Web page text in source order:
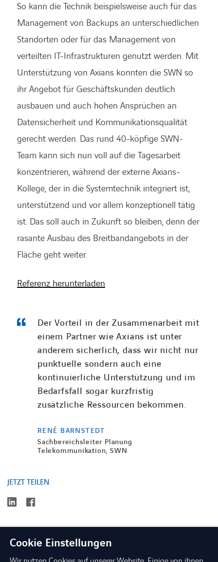
So kann die Technik beispielsweise auch für das
Management von Backups an unterschiedlichen
Standorten oder für das Management von
verteilten IT-Infrastrukturen genutzt werden. Mit
Unterstützung von Axians konnten die SWN so
ihr Angebot für Geschäftskunden deutlich
ausbauen und auch hohen Ansprüchen an
Datensicherheit und Kommunikationsqualität
gerecht werden. Das rund 40-köpfige SWN-
Team kann sich nun voll auf die Tagesarbeit
konzentrieren, während der externe Axians-
Kollege, der in die Systemtechnik integriert ist,
unterstützend und vor allem konzeptionell tätig
ist. Das soll auch in Zukunft so bleiben, denn der
rasante Ausbau des Breitbandangebots in der
Fläche geht weiter.
Referenz herunterladen
Der Vorteil in der Zusammenarbeit mit
einem Partner wie Axians ist unter
anderem sicherlich, dass wir nicht nur
punktuelle sondern auch eine
kontinuierliche Unterstützung und im
Bedarfsfall sogar kurzfristig
zusätzliche Ressourcen bekommen.
RENÉ BARNSTEDT
Sachbereichsleiter Planung
Telekommunikation, SWN
JETZT TEILEN
linkedin
Cookie Einstellungen